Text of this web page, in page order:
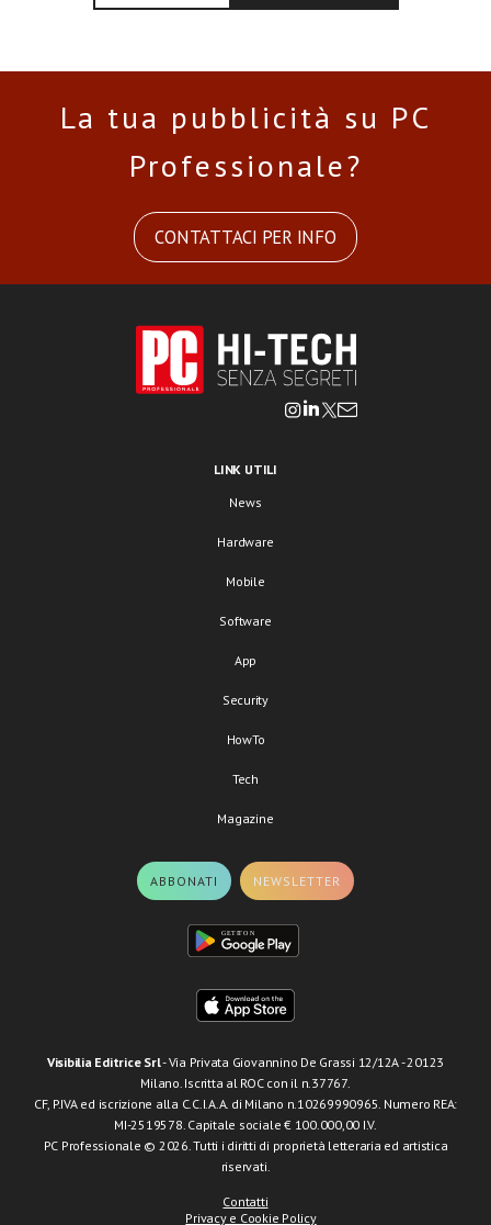
La tua pubblicità su PC
Professionale?
CONTATTACI PER INFO
LINK UTILI
News
Hardware
Mobile
Software
App
Security
HowTo
Tech
Magazine
ABBONATI NEWSLETTER
Visibilia Editrice Srl- Via Privata Giovannino De Grassi 12/12A - 20123
Milano. Iscritta al ROC con il n.37767.
CF, P.IVA ed iscrizione alla C.C.I.A.A. di Milano n.10269990965. Numero REA:
MI-2519578. Capitale sociale € 100.000,00 I.V.
PC Professionale © 2026. Tutti i diritti di proprietà letteraria ed artistica
riservati.
Contatti
Privacy e Cookie Policy